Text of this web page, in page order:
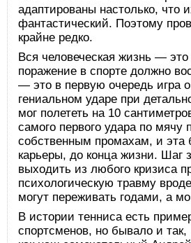
адаптированы настолько, что
фантастический. Поэтому
крайне редко.
Вся человеческая жизнь —
поражение в спорте должно
— это в первую очередь
гениальном ударе при
мог полететь на 10
самого первого удара по мячу
собственным промахам, и эта
карьеры, до конца жизни. Шаг
выходить из любого кризиса
психологическую травму
могут переживать годами, а
В истории тенниса есть
спортсменов, но бывало и